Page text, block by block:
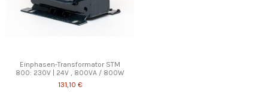
Einphasen-Transformator STM
800: 230V | 24V , 800VA / 800W
131,10 €